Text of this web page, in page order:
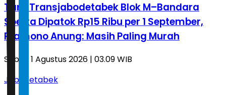
Tarif Transjabodetabek Blok M–Bandara
Soetta Dipatok Rp15 Ribu per 1 September,
Pramono Anung: Masih Paling Murah
Sabtu, 1 Agustus 2026 | 03.09 WIB
Jabodetabek